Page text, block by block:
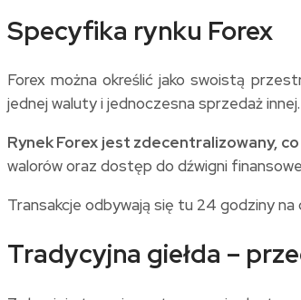
Specyfika rynku Forex
Forex można określić jako swoistą
jednej waluty i jednoczesna sprzedaż innej.
Rynek Forex jest zdecentralizowany,
walorów oraz dostęp do dźwigni
Transakcje odbywają się tu 24 godziny
Tradycyjna giełda –